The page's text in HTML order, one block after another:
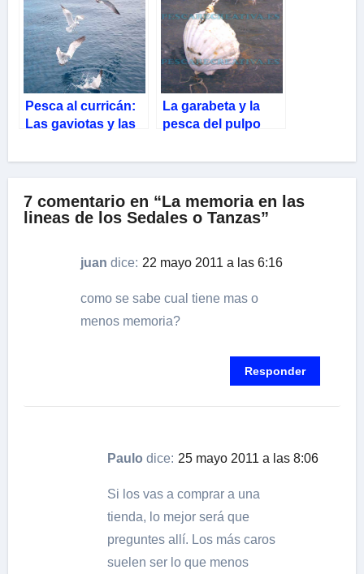
Pesca al curricán:
Las gaviotas y las
La garabeta y la
pesca del pulpo
7 comentario en “La memoria en las
lineas de los Sedales o Tanzas”
juan dice: 22 mayo 2011 a las 6:16
como se sabe cual tiene mas o
menos memoria?
Responder
Paulo dice: 25 mayo 2011 a las 8:06
Si los vas a comprar a una
tienda, lo mejor será que
preguntes allí. Los más caros
suelen ser lo que menos